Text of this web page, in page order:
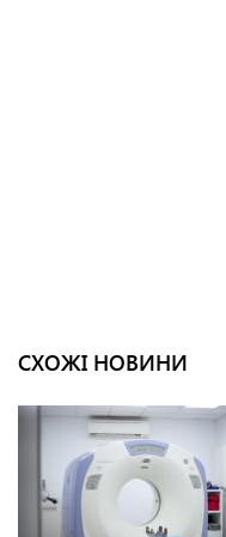
СХОЖІ НОВИНИ